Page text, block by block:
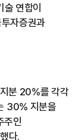
연합이
자증권과
분 20%를 각각
30% 지분을
주인
다.